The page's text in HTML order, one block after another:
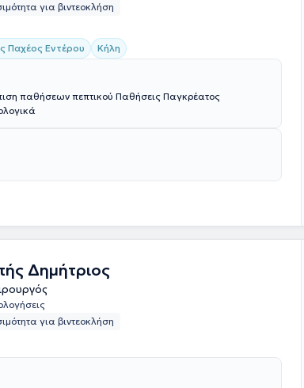
για βιντεοκλήση
Παχέος Εντέρου Κήλη
Ογκολογικά
Δημήτριος
για βιντεοκλήση